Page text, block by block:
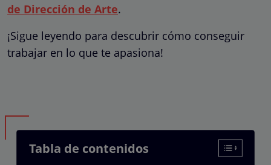
de Dirección de Arte.
¡Sigue leyendo para descubrir cómo conseguir
trabajar en lo que te apasiona!
Tabla de contenidos